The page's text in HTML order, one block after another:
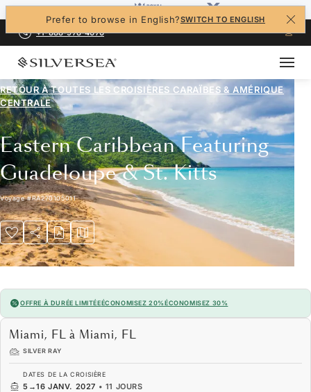
Prefer to browse in English?SWITCH TO ENGLISH
+1-888-978-4070
RETOUR À TOUTES LES CROISIÈRES CARAÏBES & AMÉRIQUE
CENTRALE
Eastern Caribbean Featuring
Guadeloupe & St. Kitts
Voyage#RA270105011
OFFRE À DURÉE LIMITÉEÉCONOMISEZ 20%ÉCONOMISEZ 30%
Miami, FL à Miami, FL
SILVER RAY
DATES DE LA CROISIÈRE
5 →16 JANV. 2027 • 11 JOURS